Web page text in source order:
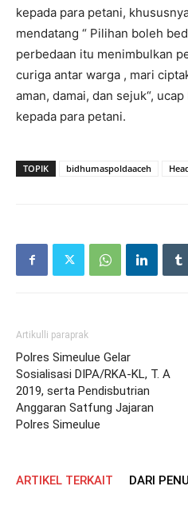
kepada para petani,
mendatang “ Pilihan boleh
perbedaan itu menimbulkan
curiga antar warga , mari
aman, damai, dan sejuk“,
kepada para petani.
TOPIK bidhumaspoldaaceh
Artikulli paraprak
Polres Simeulue Gelar
Sosialisasi DIPA/RKA-KL, T. A
2019, serta Pendisbutrian
Anggaran Satfung Jajaran
Polres Simeulue
ARTIKEL TERKAIT DARI